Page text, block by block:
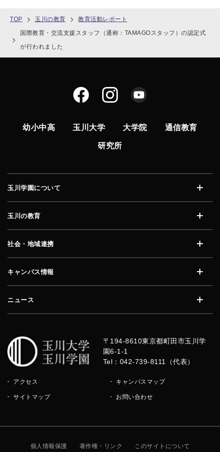
TOP 玉川の教育
教育活動レポート
国際教育・交流支援スタッフ（通称：TAMAGOスタッフ）の認定式
が行われました
幼小中高 玉川大学 大学院 通信教育
研究所
玉川学園について
玉川の教育
社会・地域連携
キャンパス情報
ニュース
〒194-8610東京都町田市玉川学
園6-1-1
Tel：042-739-8111（代表）
アクセス キャンパスマップ
サイトマップ お問い合わせ
個人情報保護 著作権・リンク このサイトについて